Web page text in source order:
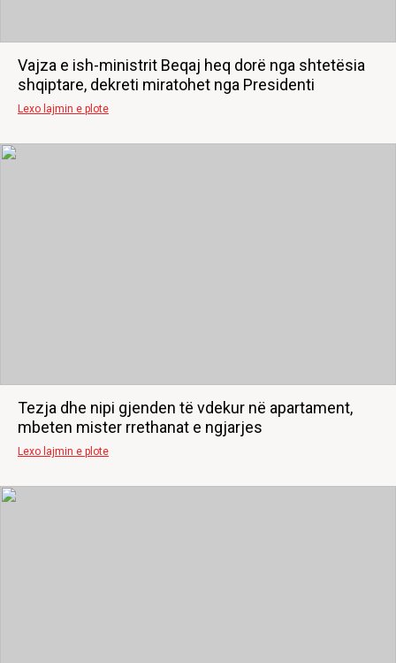
Vajza e ish-ministrit Beqaj heq dorë nga shtetësia
shqiptare, dekreti miratohet nga Presidenti
Lexo lajmin e plote
Tezja dhe nipi gjenden të vdekur në apartament,
mbeten mister rrethanat e ngjarjes
Lexo lajmin e plote